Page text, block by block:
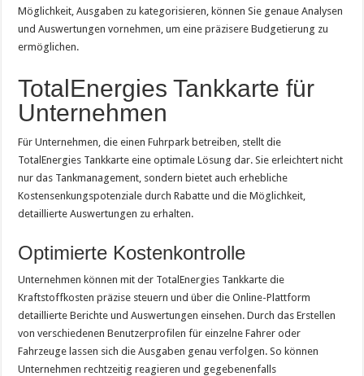
Möglichkeit, Ausgaben zu kategorisieren, können Sie genaue Analysen
und Auswertungen vornehmen, um eine präzisere Budgetierung zu
ermöglichen.
TotalEnergies Tankkarte für
Unternehmen
Für Unternehmen, die einen Fuhrpark betreiben, stellt die
TotalEnergies Tankkarte eine optimale Lösung dar. Sie erleichtert nicht
nur das Tankmanagement, sondern bietet auch erhebliche
Kostensenkungspotenziale durch Rabatte und die Möglichkeit,
detaillierte Auswertungen zu erhalten.
Optimierte Kostenkontrolle
Unternehmen können mit der TotalEnergies Tankkarte die
Kraftstoffkosten präzise steuern und über die Online-Plattform
detaillierte Berichte und Auswertungen einsehen. Durch das Erstellen
von verschiedenen Benutzerprofilen für einzelne Fahrer oder
Fahrzeuge lassen sich die Ausgaben genau verfolgen. So können
Unternehmen rechtzeitig reagieren und gegebenenfalls